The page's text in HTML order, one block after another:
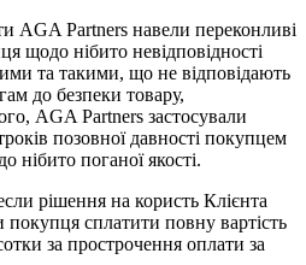
AGA Partners навели переконливі
щодо нібито невідповідності
та такими, що не відповідають
до безпеки товару,
AGA Partners застосували
позовної давності покупцем
нібито поганої якості.
рішення на користь Клієнта
покупця сплатити повну вартість
за прострочення оплати за